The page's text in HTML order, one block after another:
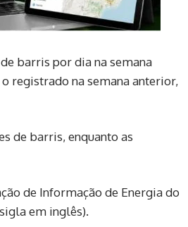
barris por dia na semana
registrado na semana anterior,
de barris, enquanto as
de Informação de Energia do
em inglês).